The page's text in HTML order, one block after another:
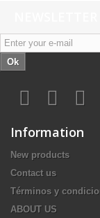
Ok
Information
New products
Contact us
Términos y
ABOUT US